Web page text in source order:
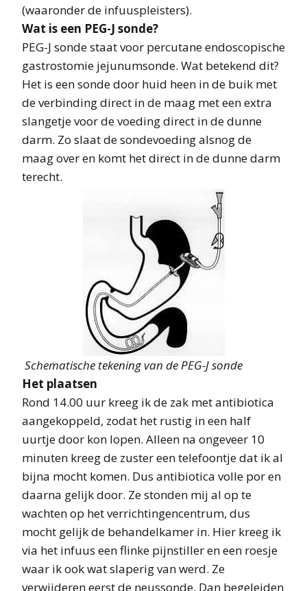
(waaronder de infuuspleisters).
Wat is een PEG-J sonde?
PEG-J sonde staat voor percutane endoscopische
gastrostomie jejunumsonde. Wat betekend dit?
Het is een sonde door huid heen in de buik met
de verbinding direct in de maag met een extra
slangetje voor de voeding direct in de dunne
darm. Zo slaat de sondevoeding alsnog de
maag over en komt het direct in de dunne darm
terecht.
Schematische tekening van de PEG-J sonde
Het plaatsen
Rond 14.00 uur kreeg ik de zak met antibiotica
aangekoppeld, zodat het rustig in een half
uurtje door kon lopen. Alleen na ongeveer 10
minuten kreeg de zuster een telefoontje dat ik al
bijna mocht komen. Dus antibiotica volle por en
daarna gelijk door. Ze stonden mij al op te
wachten op het verrichtingencentrum, dus
mocht gelijk de behandelkamer in. Hier kreeg ik
via het infuus een flinke pijnstiller en een roesje
waar ik ook wat slaperig van werd. Ze
verwijderen eerst de neussonde. Dan begeleiden